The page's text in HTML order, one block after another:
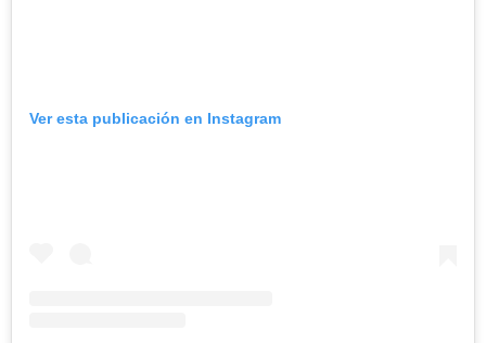
Ver esta publicación en Instagram